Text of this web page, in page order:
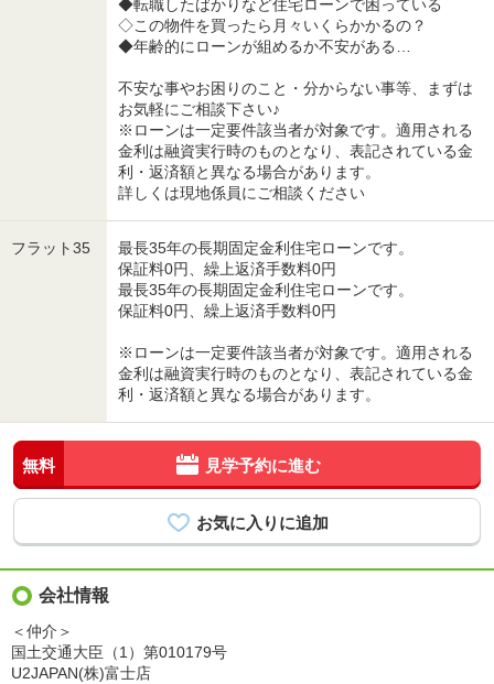
◆転職したばかりなど住宅ローンで困っている
◇この物件を買ったら月々いくらかかるの？
◆年齢的にローンが組めるか不安がある…
不安な事やお困りのこと・分からない事等、まずは
お気軽にご相談下さい♪
※ローンは一定要件該当者が対象です。適用される
金利は融資実行時のものとなり、表記されている金
利・返済額と異なる場合があります。
詳しくは現地係員にご相談ください
フラット35
最長35年の長期固定金利住宅ローンです。
保証料0円、繰上返済手数料0円
最長35年の長期固定金利住宅ローンです。
保証料0円、繰上返済手数料0円
※ローンは一定要件該当者が対象です。適用される
金利は融資実行時のものとなり、表記されている金
利・返済額と異なる場合があります。
無料 見学予約に進む
会社情報
＜仲介＞
国土交通大臣（1）第010179号
U2JAPAN(株)富士店